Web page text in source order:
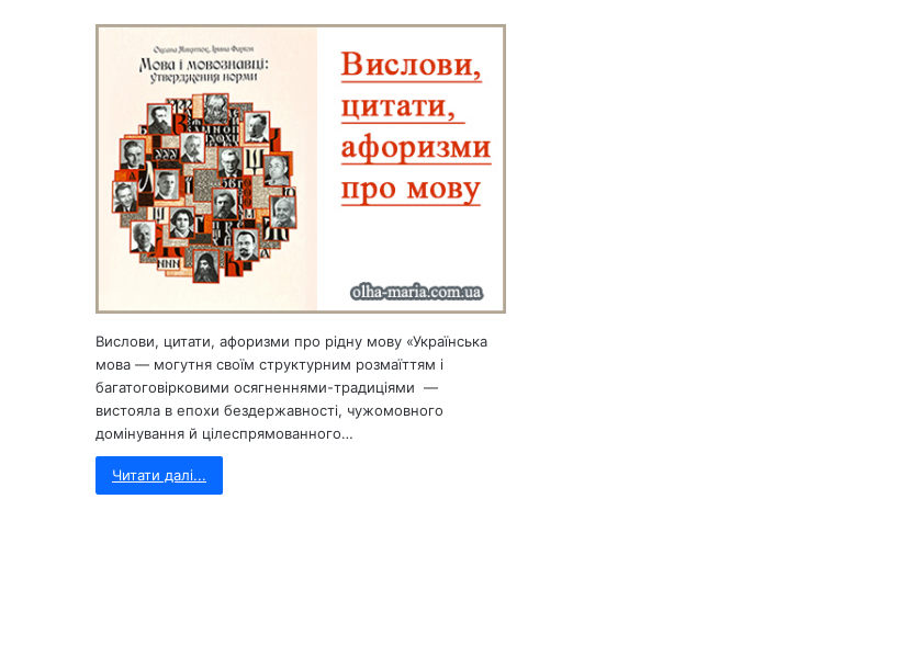
Вислови, цитати, афоризми про рідну мову «Українська
мова — могутня своїм структурним розмаїттям і
багатоговірковими осягненнями-традиціями —
вистояла в епохи бездержавності, чужомовного
домінування й цілеспрямованного…
Читати далі...